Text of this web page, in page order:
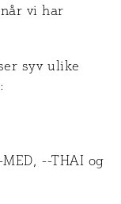
vi har
syv ulike
--THAI og